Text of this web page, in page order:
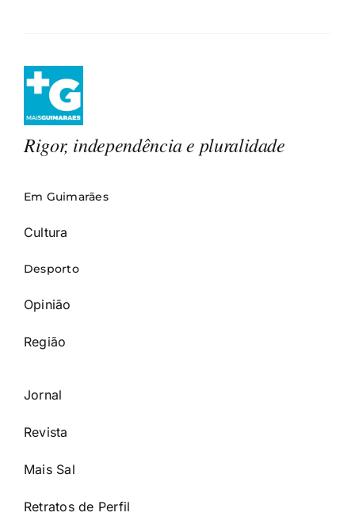
Rigor, independência e pluralidade
Em Guimarães
Cultura
Desporto
Opinião
Região
Jornal
Revista
Mais Sal
Retratos de Perfil